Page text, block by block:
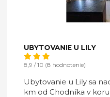
UBYTOVANIE U LILY
8,9 / 10 (8 hodnotenie)
Ubytovanie u Lily sa
km od Chodníka v